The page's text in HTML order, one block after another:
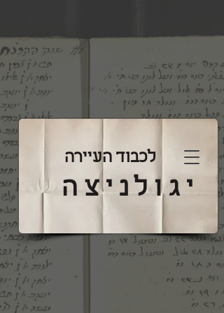
לכבוד העיירה
יגולניצה